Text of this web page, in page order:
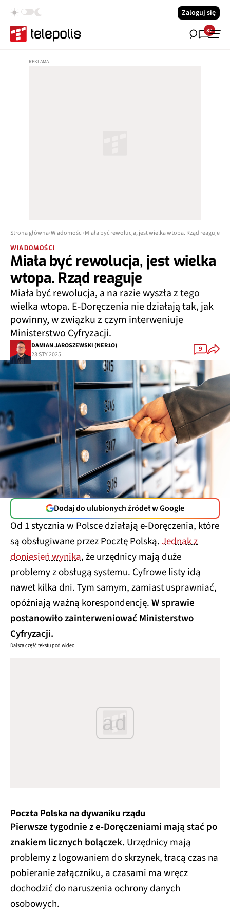
Zaloguj się
32
Strona główna Wiadomości Miała być rewolucja, jest wielka wtopa. Rząd reaguje
WIADOMOŚCI
Miała być rewolucja, jest wielka
wtopa. Rząd reaguje
Miała być rewolucja, a na razie wyszła z tego
wielka wtopa. E-Doręczenia nie działają tak, jak
powinny, w związku z czym interweniuje
Ministerstwo Cyfryzacji.
DAMIAN JAROSZEWSKI (NER1O)
23 STY 2025
9
Dodaj do ulubionych źródeł w Google
Od 1 stycznia w Polsce działają e-Doręczenia, które
są obsługiwane przez Pocztę Polską.Jednak z
doniesień wynika, że urzędnicy mają duże
problemy z obsługą systemu. Cyfrowe listy idą
nawet kilka dni. Tym samym, zamiast usprawniać,
opóźniają ważną korespondencję.W sprawie
postanowiło zainterweniować Ministerstwo
Cyfryzacji.
Dalsza część tekstu pod wideo
ad
Poczta Polska na dywaniku rządu
Pierwsze tygodnie z e-Doręczeniami mają stać po
znakiem licznych bolączek. Urzędnicy mają
problemy z logowaniem do skrzynek, tracą czas na
pobieranie załączniku, a czasami ma wręcz
dochodzić do naruszenia ochrony danych
osobowych.